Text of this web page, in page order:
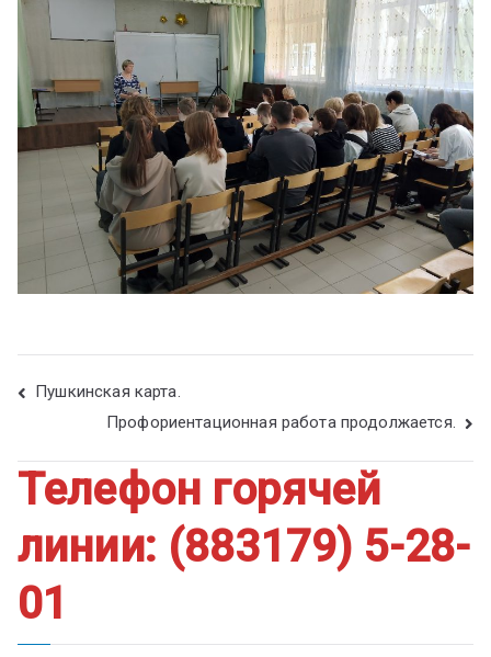
Пушкинская карта.
Профориентационная работа продолжается.
Телефон горячей
линии: (883179) 5-28-
01